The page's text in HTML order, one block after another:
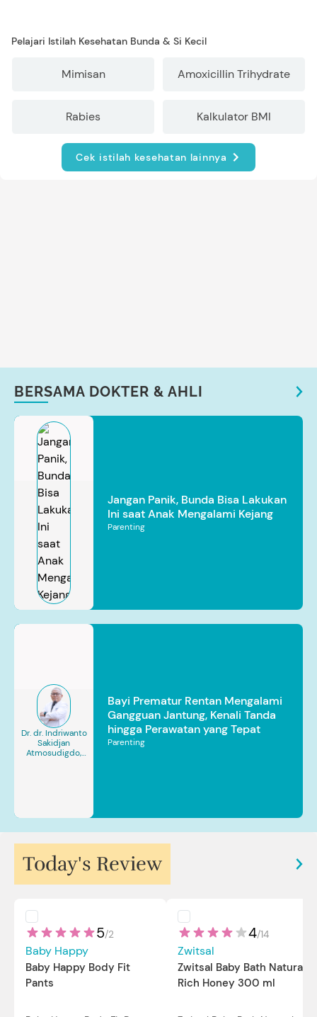
Pelajari Istilah Kesehatan Bunda & Si Kecil
Mimisan Amoxicillin Trihydrate
Rabies Kalkulator BMI
Cek istilah kesehatan lainnya
BERSAMA DOKTER & AHLI
Jangan Panik, Bunda Bisa Lakukan
Ini saat Anak Mengalami Kejang
Parenting
Dr. dr. Indriwanto
Sakidjan
Atmosudigdo,
Bayi Prematur Rentan Mengalami
Gangguan Jantung, Kenali Tanda
hingga Perawatan yang Tepat
Parenting
Today's Review
5/2
Baby Happy
Baby Happy Body Fit
Pants
4/14
Zwitsal
Zwitsal Baby Bath Natural
Rich Honey 300 ml